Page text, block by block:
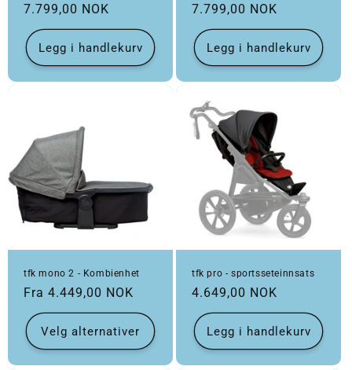
Vanlig pris
7.799,00 NOK
Legg i handlekurv
Vanlig pris
7.799,00 NOK
Legg i handlekurv
tfk mono 2 - Kombienhet
Vanlig pris
Fra 4.449,00 NOK
Velg alternativer
tfk pro - sportsseteinnsats
Vanlig pris
4.649,00 NOK
Legg i handlekurv